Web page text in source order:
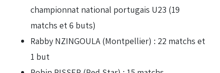
championnat national portugais U23 (19
matchs et 6 buts)
Rabby NZINGOULA (Montpellier) : 22 matchs et
1 but